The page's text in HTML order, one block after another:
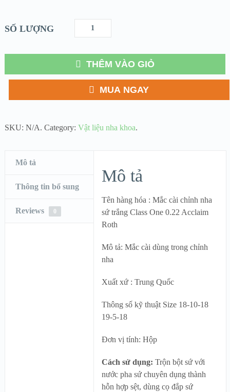
SỐ LƯỢNG
THÊM VÀO GIỎ
MUA NGAY
SKU: N/A. Category: Vật liệu nha khoa.
Mô tả
Thông tin bổ sung
Reviews 0
Mô tả
Tên hàng hóa : Mắc cài chỉnh nha
sứ trắng Class One 0.22 Acclaim
Roth
Mô tả: Mắc cài dùng trong chỉnh
nha
Xuất xứ : Trung Quốc
Thông số kỹ thuật Size 18-10-18
19-5-18
Đơn vị tính: Hộp
Cách sử dụng: Trộn bột sứ với
nước pha sứ chuyên dụng thành
hỗn hợp sệt, dùng cọ đắp sứ